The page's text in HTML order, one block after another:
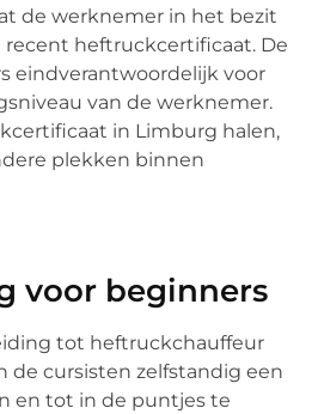
de werknemer in het bezit
recent heftruckcertificaat. De
eindverantwoordelijk voor
van de werknemer.
in Limburg halen,
plekken binnen
voor beginners
tot heftruckchauffeur
de cursisten zelfstandig een
en tot in de puntjes te